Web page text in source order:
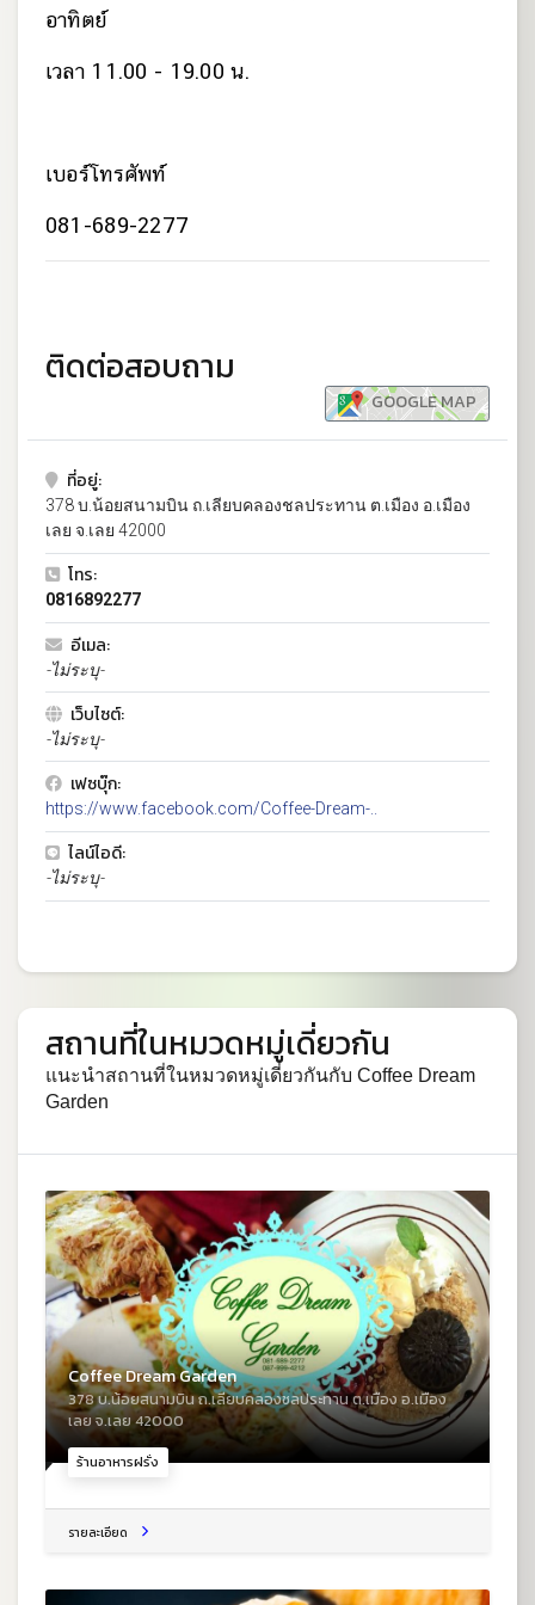
ติดต่อสอบถาม
GOOGLE MAP
ที่อยู่:
378 บ.น้อยสนามบิน ถ.เลียบคลองชลประทาน ต.เมือง อ.เมือง
เลย จ.เลย 42000
โทร:
0816892277
อีเมล:
-ไม่ระบุ-
เว็บไซต์:
-ไม่ระบุ-
เฟซบุ๊ก:
https://www.facebook.com/Coffee-Dream-..
ไลน์ไอดี:
-ไม่ระบุ-
อาทิตย์
เวลา 11.00 - 19.00 น.
เบอร์โทรศัพท์
081-689-2277
สถานที่ในหมวดหมู่เดี่ยวกัน
แนะนำสถานที่ในหมวดหมู่เดี่ยวกันกับ Coffee Dream
Garden
ร้านอาหารฝรั่ง
Coffee Dream Garden
378 บ.น้อยสนามบิน ถ.เลียบคลองชลประทาน ต.เมือง อ.เมือง
เลย จ.เลย 42000
รายละเอียด